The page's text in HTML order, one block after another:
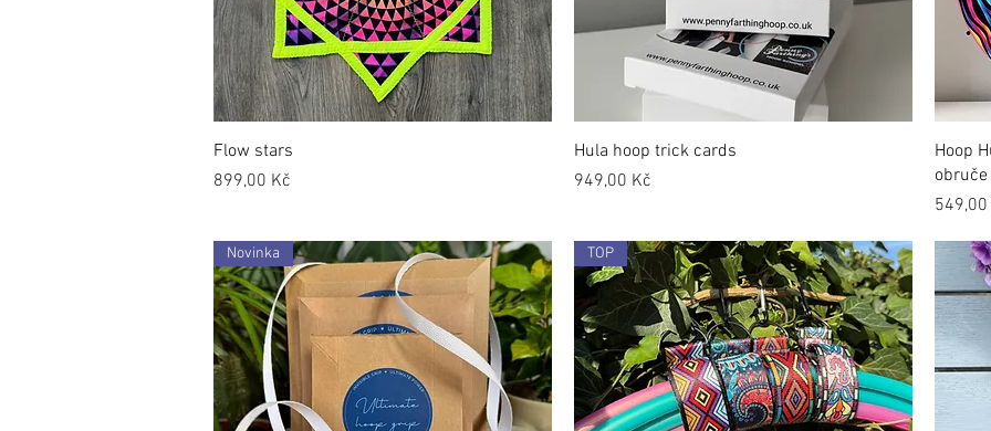
Flow stars
Cena
899,00 Kč
Hula hoop trick cards
Cena
949,00 Kč
Hoop
obruče
Cena
549,00
Novinka TOP